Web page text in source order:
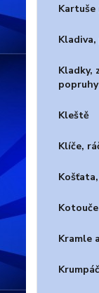
Kladky,
popruhy
Kleště
Klíče,
Kotouče
Kramle